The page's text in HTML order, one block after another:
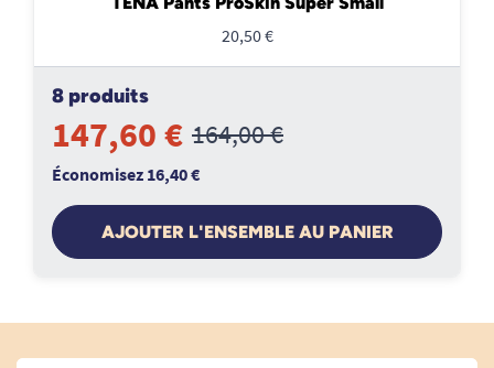
20,50 €
8 produits
147,60 € 164,00 €
Économisez 16,40 €
AJOUTER L'ENSEMBLE AU PANIER